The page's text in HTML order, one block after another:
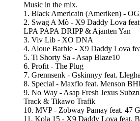
Music in the mix.
1. Black Americain (Ameriken) -
2. Swag A Mò - X9 Daddy Lova
LPA PAPA DRIPP & Ajanten Yan
3. Viv Lib - XO DNA
4. Aloue Barbie - X9 Daddy Lova
5. Ti Shorty Sa - Asap Blaze10
6. Profit - The Plug
7. Grennsenk - Gskinnyy feat.
8. Special - Maxflo feat. Menson
9. No Way - Asap Fresh Jexus
Track & Tikawo Trafik
10. MVP - Zobway Pamay feat. 47
11. Kola 15 - X9 Daddy Lova feat.